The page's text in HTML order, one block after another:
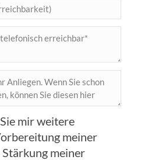
mir weitere
meiner
meiner